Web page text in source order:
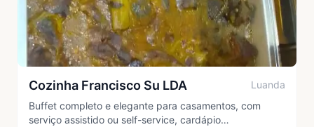
Cozinha Francisco Su LDA
Luanda
Buffet completo e elegante para casamentos, com
serviço assistido ou self-service, cardápio